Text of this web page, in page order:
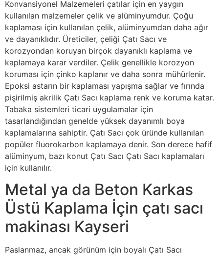
Konvansiyonel Malzemeleri çatılar için en yaygın
kullanılan malzemeler çelik ve alüminyumdur. Çoğu
kaplaması için kullanılan çelik, alüminyumdan daha ağır
ve dayanıklıdır. Üreticiler, çeliği Çatı Sacı ve
korozyondan koruyan birçok dayanıklı kaplama ve
kaplamaya karar verdiler. Çelik genellikle korozyon
koruması için çinko kaplanır ve daha sonra mühürlenir.
Epoksi astarın bir kaplaması yapışma sağlar ve fırında
pişirilmiş akrilik Çatı Sacı kaplama renk ve koruma katar.
Tabaka sistemleri ticari uygulamalar için
tasarlandığından genelde yüksek dayanımlı boya
kaplamalarına sahiptir. Çatı Sacı çok üründe kullanılan
popüler fluorokarbon kaplamaya denir. Son derece hafif
alüminyum, bazı konut Çatı Sacı Çatı Sacı kaplamaları
için kullanılır.
Metal ya da Beton Karkas
Üstü Kaplama İçin çatı sacı
makinası Kayseri
Paslanmaz, ancak görünüm için boyalı Çatı Sacı